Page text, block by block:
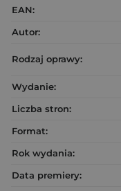
EAN:
Autor:
Rodzaj oprawy:
Wydanie:
Liczba stron:
Format:
Rok wydania:
Data premiery: